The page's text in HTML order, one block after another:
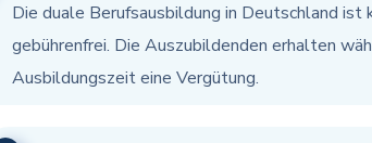
Die duale Berufsausbildung in Deutschland
gebührenfrei. Die Auszubildenden erhalten
Ausbildungszeit eine Vergütung.